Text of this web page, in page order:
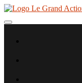
Aller
contenu
Toggle navigation